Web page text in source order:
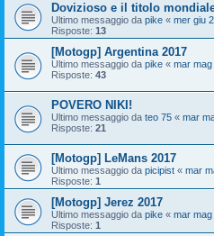
Dovizioso e il titolo
Ultimo messaggio da pike « mer giu
Risposte: 13
[Motogp] Argentina 2017
Ultimo messaggio da pike « mar
Risposte: 43
POVERO NIKI!
Ultimo messaggio da teo 75 « mar
Risposte: 21
[Motogp] LeMans 2017
Ultimo messaggio da picipist « mar
Risposte: 1
[Motogp] Jerez 2017
Ultimo messaggio da pike « mar mag
Risposte: 1